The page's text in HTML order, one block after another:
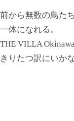
から無数の鳥た
体になれる。
VILLA
りたつ訳にいか